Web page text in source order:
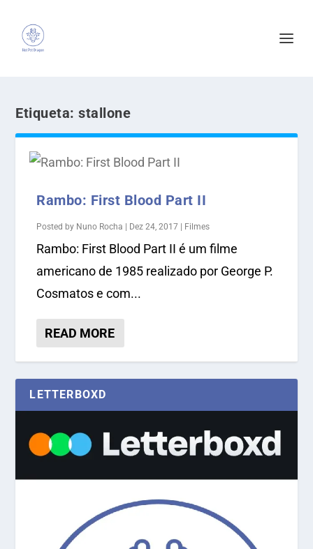
Etiqueta:stallone
Rambo: First Blood Part II
Posted by Nuno Rocha Dez 24, 2017 Filmes
Rambo: First Blood Part II é um filme
americano de 1985 realizado por George P.
Cosmatos e com...
READ MORE
LETTERBOXD